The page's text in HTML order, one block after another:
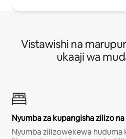
Vistawishi na
ukaaji wa
Nyumba za kupangisha zilizo
Nyumba zilizowekewa huduma